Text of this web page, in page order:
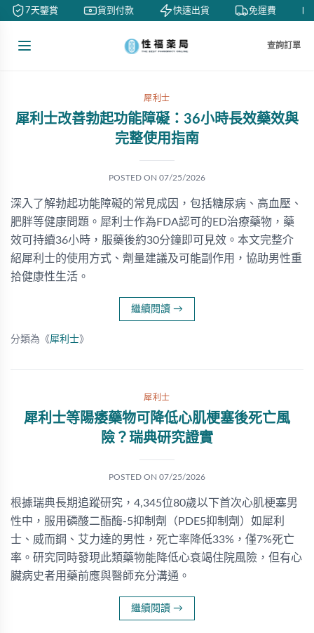
7天鑒賞 貨到付款 快速出貨 免運費
查詢訂單
犀利士
犀利士改善勃起功能障礙：36小時長效藥效與
完整使用指南
POSTED ON 07/25/2026
深入了解勃起功能障礙的常見成因，包括糖尿病、高血壓、
肥胖等健康問題。犀利士作為FDA認可的ED治療藥物，藥
效可持續36小時，服藥後約30分鐘即可見效。本文完整介
紹犀利士的使用方式、劑量建議及可能副作用，協助男性重
拾健康性生活。
繼續閱讀 →
分類為《犀利士》
犀利士
犀利士等陽痿藥物可降低心肌梗塞後死亡風
險？瑞典研究證實
POSTED ON 07/25/2026
根據瑞典長期追蹤研究，4,345位80歲以下首次心肌梗塞男
性中，服用磷酸二酯酶-5抑制劑（PDE5抑制劑）如犀利
士、威而鋼、艾力達的男性，死亡率降低33%，僅7%死亡
率。研究同時發現此類藥物能降低心衰竭住院風險，但有心
臟病史者用藥前應與醫師充分溝通。
繼續閱讀 →